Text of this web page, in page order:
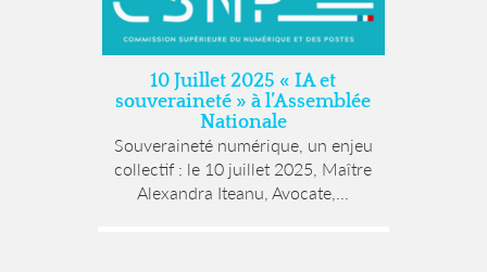
10 Juillet 2025 « IA et
souveraineté » à l’Assemblée
Nationale
Souveraineté numérique, un enjeu
collectif : le 10 juillet 2025, Maître
Alexandra Iteanu, Avocate,...